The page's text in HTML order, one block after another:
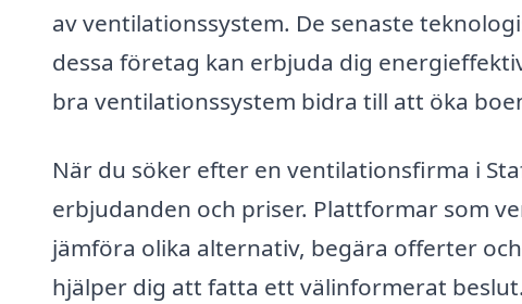
av ventilationssystem. De senaste
dessa företag kan erbjuda dig
bra ventilationssystem bidra till att öka
När du söker efter en ventilationsfirma i
erbjudanden och priser. Plattformar som
jämföra olika alternativ, begära offerter
hjälper dig att fatta ett välinformerat